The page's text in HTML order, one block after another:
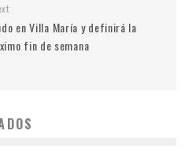
en Villa María y definirá la
fin de semana